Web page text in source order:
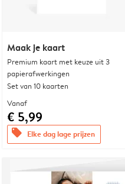
Maak je kaart
Premium kaart met keuze uit 3
papierafwerkingen
Set van 10 kaarten
Vanaf
€ 5,99
offers Elke dag lage prijzen